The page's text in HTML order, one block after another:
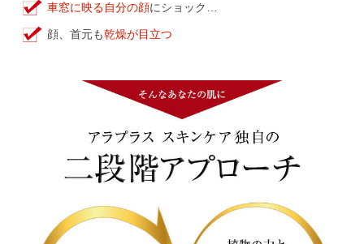
車窓に映る自分の顔にショック…
顔、首元も乾燥が目立つ